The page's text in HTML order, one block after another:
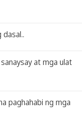
dasal..
at mga ulat
paghahabi ng mga